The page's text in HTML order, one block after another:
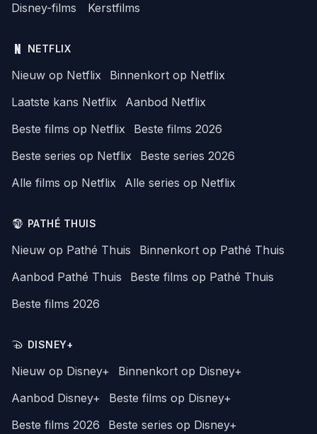
Disney-films
Kerstfilms
NETFLIX
Nieuw op Netflix
Binnenkort op Netflix
Laatste kans Netflix
Aanbod Netflix
Beste films op Netflix
Beste films 2026
Beste series op Netflix
Beste series 2026
Alle films op Netflix
Alle series op Netflix
PATHÉ THUIS
Nieuw op Pathé Thuis
Binnenkort op Pathé Thuis
Aanbod Pathé Thuis
Beste films op Pathé Thuis
Beste films 2026
DISNEY+
Nieuw op Disney+
Binnenkort op Disney+
Aanbod Disney+
Beste films op Disney+
Beste films 2026
Beste series op Disney+